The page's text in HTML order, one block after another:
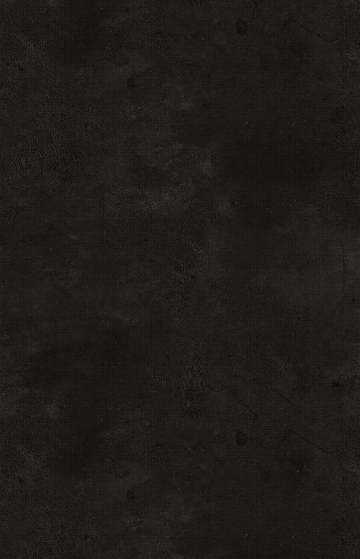
{
alert("Отключите
всплывающих
window.open("/index/
alert("Отключите
||
window.open("/
alert("Отключите
}
</script>
<?else?>
<br>Приветствую
<?endif?></div>
$LOGIN_FORM$